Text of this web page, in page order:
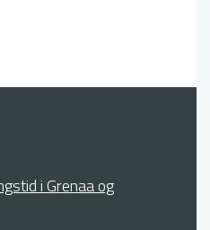
i Grenaa og